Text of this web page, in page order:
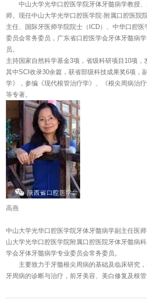
中山大学光华口腔医学院牙体牙髓病学教授、
师。现任中山大学光华口腔医学院·附属口腔医院
主任、国际牙医师学院院士（ICD）、中华口腔医
委员会常务委员，广东省口腔医学会牙体牙髓病
员。
主持国家自然科学基金3项，省级科研项目10项，
其中SCI收录30余篇，获省部级科技成果奖6项，
学》，参编《现代根管治疗学》、《根尖周病治疗
等专著。
高燕
中山大学光华口腔医学院牙体牙髓病学副主任医
山大学光华口腔医学院附属口腔医院牙体牙髓病
学会牙体牙髓病学专业委员会常务委员。
主要致力于牙髓根尖周病的基础及临床研究，
牙周病的诊断与治疗，前牙美容、美白修复及根管